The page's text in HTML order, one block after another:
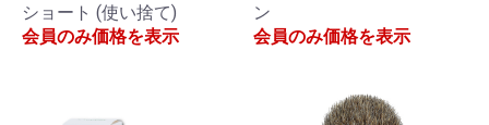
ショート (使い捨て)
会員のみ価格を表示
ン
会員のみ価格を表示